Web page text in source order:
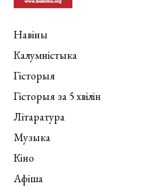
Навіны
Калумністыка
Гісторыя
Гісторыя за 5 хвілін
Літаратура
Музыка
Кіно
Афіша